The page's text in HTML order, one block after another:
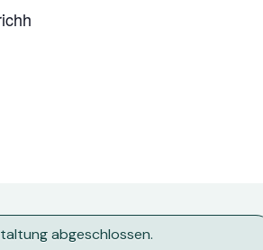
abgeschlossen.